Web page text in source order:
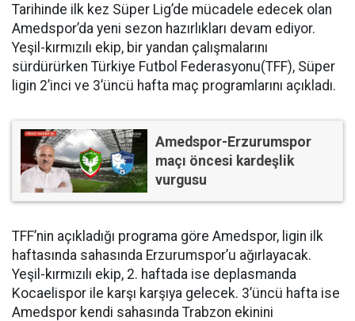
Tarihinde ilk kez Süper Lig’de mücadele edecek olan
Amedspor’da yeni sezon hazırlıkları devam ediyor.
Yeşil-kırmızılı ekip, bir yandan çalışmalarını
sürdürürken Türkiye Futbol Federasyonu(TFF), Süper
ligin 2’inci ve 3’üncü hafta maç programlarını açıkladı.
Amedspor-Erzurumspor
maçı öncesi kardeşlik
vurgusu
TFF’nin açıkladığı programa göre Amedspor, ligin ilk
haftasında sahasında Erzurumspor’u ağırlayacak.
Yeşil-kırmızılı ekip, 2. haftada ise deplasmanda
Kocaelispor ile karşı karşıya gelecek. 3’üncü hafta ise
Amedspor kendi sahasında Trabzon ekinini